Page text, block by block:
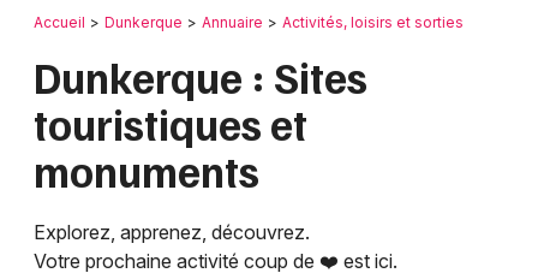
Publier un événement
Grands événements
Activité & Expérience
Bordeaux
Colmar
Lille
Marseille
Retour
Accueil Dunkerque Annuaire Activités, loisirs et sorties
Dunkerque : Sites
touristiques et
monuments
Explorez, apprenez, découvrez.
Votre prochaine activité coup de ❤️ est ici.
Où ?
Nord-Pas-de-Calais
Partout
Près de moi
Changer de lieu
Quand ?